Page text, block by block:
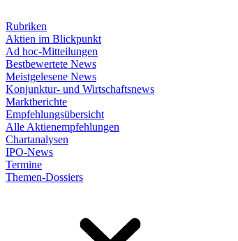
Rubriken
Aktien im Blickpunkt
Ad hoc-Mitteilungen
Bestbewertete News
Meistgelesene News
Konjunktur- und Wirtschaftsnews
Marktberichte
Empfehlungsübersicht
Alle Aktienempfehlungen
Chartanalysen
IPO-News
Termine
Themen-Dossiers